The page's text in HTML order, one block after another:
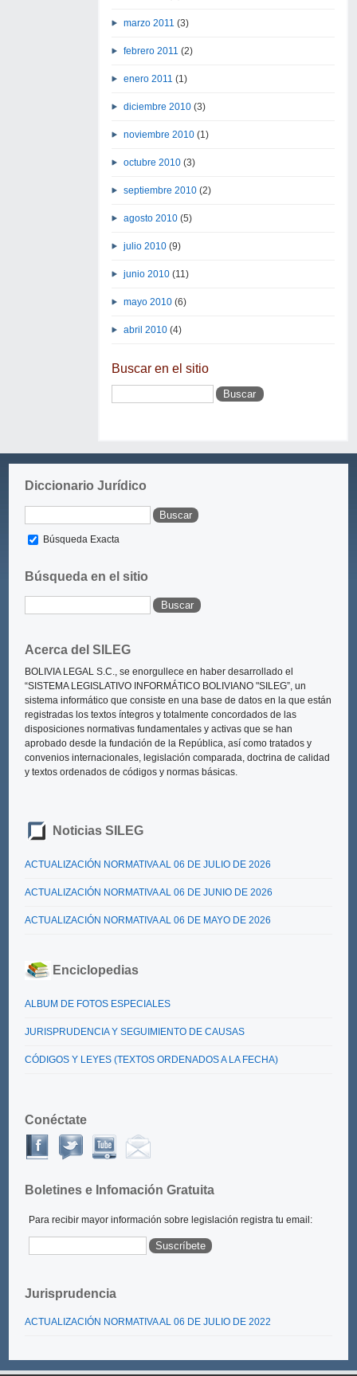
marzo 2011 (3)
febrero 2011 (2)
enero 2011 (1)
diciembre 2010(3)
noviembre 2010(1)
octubre 2010(3)
septiembre 2010(2)
agosto 2010(5)
julio 2010(9)
junio 2010(11)
mayo 2010(6)
abril 2010(4)
Buscar en el sitio
Diccionario Jurídico
Búsqueda Exacta
Búsqueda en el sitio
Acerca del SILEG
BOLIVIA LEGAL S.C., se enorgullece en haber desarrollado el
“SISTEMA LEGISLATIVO INFORMÁTICO BOLIVIANO "SILEG”, un
sistema informático que consiste en una base de datos en la que están
registradas los textos íntegros y totalmente concordados de las
disposiciones normativas fundamentales y activas que se han
aprobado desde la fundación de la República, así como tratados y
convenios internacionales, legislación comparada, doctrina de calidad
y textos ordenados de códigos y normas básicas.
Noticias SILEG
ACTUALIZACIÓN NORMATIVA AL 06 DE JULIO DE 2026
ACTUALIZACIÓN NORMATIVA AL 06 DE JUNIO DE 2026
ACTUALIZACIÓN NORMATIVA AL 06 DE MAYO DE 2026
Enciclopedias
ALBUM DE FOTOS ESPECIALES
JURISPRUDENCIA Y SEGUIMIENTO DE CAUSAS
CÓDIGOS Y LEYES (TEXTOS ORDENADOS A LA FECHA)
Conéctate
Boletines e Infomación Gratuita
Para recibir mayor información sobre legislación registra tu email:
Jurisprudencia
ACTUALIZACIÓN NORMATIVA AL 06 DE JULIO DE 2022